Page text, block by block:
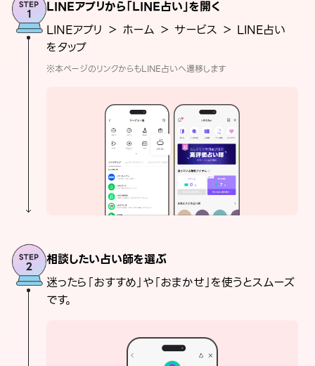
LINEアプリから「LINE占い」を開く
LINEアプリ ＞ ホーム ＞ サービス ＞ LINE占い
をタップ
※本ページのリンクからもLINE占いへ遷移します
相談したい占い師を選ぶ
迷ったら「おすすめ」や「おまかせ」を使うとスムーズ
です。